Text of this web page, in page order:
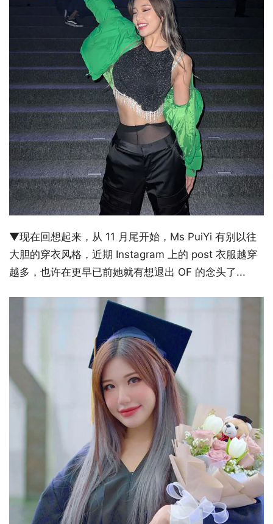
▼现在回想起来，从 11 月尾开始，Ms PuiYi 有别以往
大胆的穿衣风格，近期 Instagram 上的 post 衣服越穿
越多，也许在更早已前她就有想退出 OF 的念头了...